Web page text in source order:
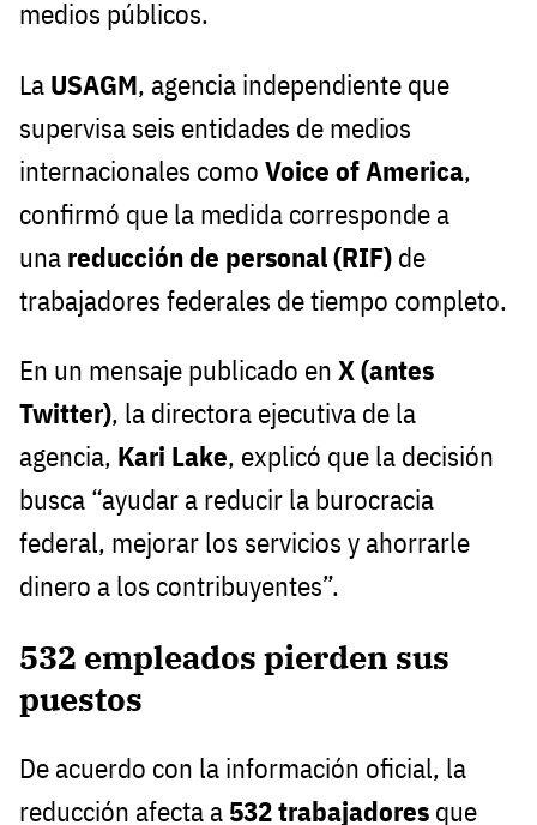
medios públicos.
La USAGM, agencia independiente que
supervisa seis entidades de medios
internacionales como Voice of America,
confirmó que la medida corresponde a
una reducción de personal (RIF) de
trabajadores federales de tiempo completo.
En un mensaje publicado en X (antes
Twitter), la directora ejecutiva de la
agencia, Kari Lake, explicó que la decisión
busca “ayudar a reducir la burocracia
federal, mejorar los servicios y ahorrarle
dinero a los contribuyentes”.
532 empleados pierden sus
puestos
De acuerdo con la información oficial, la
reducción afecta a 532 trabajadores que